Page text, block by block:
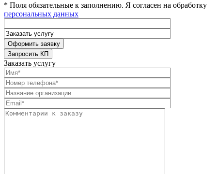
* Поля обязательные к заполнению. Я согласен на обработку
персональных данных
Заказать услугу